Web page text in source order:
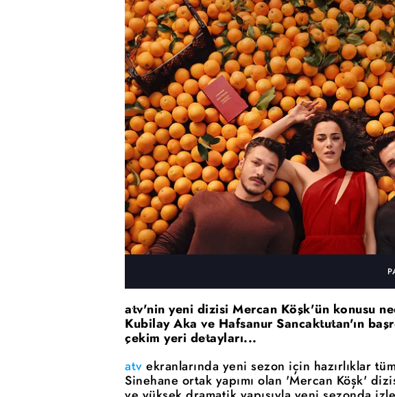
atv'nin yeni dizisi Mercan Köşk'ün konusu
Kubilay Aka ve Hafsanur Sancaktutan'ın
çekim yeri detayları...
atv ekranlarında yeni sezon için hazırlıklar
Sinehane ortak yapımı olan 'Mercan Köşk'